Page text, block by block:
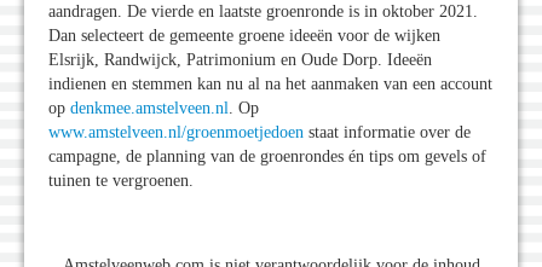
aandragen. De vierde en laatste groenronde is in oktober 2021.
Dan selecteert de gemeente groene ideeën voor de wijken
Elsrijk, Randwijck, Patrimonium en Oude Dorp. Ideeën
indienen en stemmen kan nu al na het aanmaken van een account
op denkmee.amstelveen.nl
. Op
www.amstelveen.nl/groenmoetjedoen staat informatie over de
campagne, de planning van de groenrondes én tips om gevels of
tuinen te vergroenen.